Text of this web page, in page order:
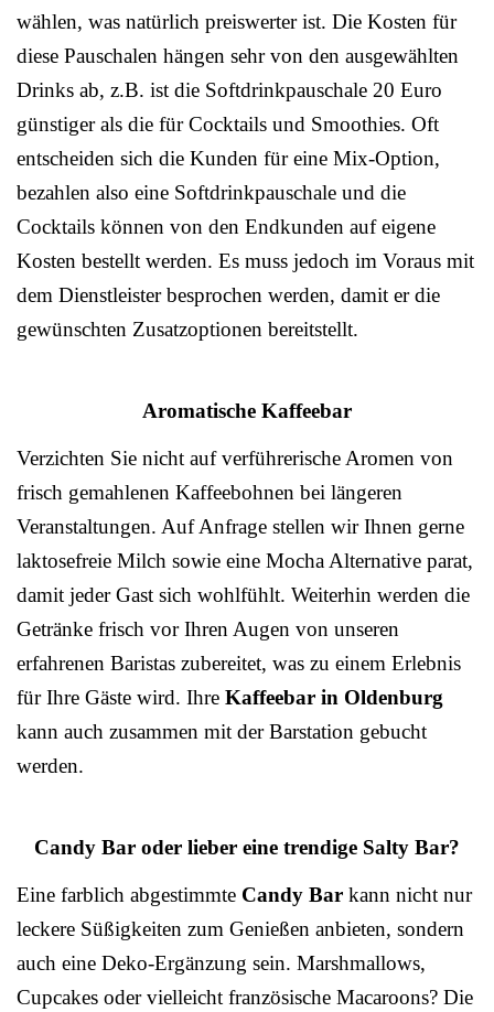
wählen, was natürlich preiswerter ist. Die Kosten für
diese Pauschalen hängen sehr von den ausgewählten
Drinks ab, z.B. ist die Softdrinkpauschale 20 Euro
günstiger als die für Cocktails und Smoothies. Oft
entscheiden sich die Kunden für eine Mix-Option,
bezahlen also eine Softdrinkpauschale und die
Cocktails können von den Endkunden auf eigene
Kosten bestellt werden. Es muss jedoch im Voraus mit
dem Dienstleister besprochen werden, damit er die
gewünschten Zusatzoptionen bereitstellt.
Aromatische Kaffeebar
Verzichten Sie nicht auf verführerische Aromen von
frisch gemahlenen Kaffeebohnen bei längeren
Veranstaltungen. Auf Anfrage stellen wir Ihnen gerne
laktosefreie Milch sowie eine Mocha Alternative parat,
damit jeder Gast sich wohlfühlt. Weiterhin werden die
Getränke frisch vor Ihren Augen von unseren
erfahrenen Baristas zubereitet, was zu einem Erlebnis
für Ihre Gäste wird. Ihre Kaffeebar in Oldenburg
kann auch zusammen mit der Barstation gebucht
werden.
Candy Bar oder lieber eine trendige Salty Bar?
Eine farblich abgestimmte Candy Bar kann nicht nur
leckere Süßigkeiten zum Genießen anbieten, sondern
auch eine Deko-Ergänzung sein. Marshmallows,
Cupcakes oder vielleicht französische Macaroons? Die